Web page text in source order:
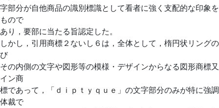
字部分が自他商品の識別標識として看者に強く支配的な印象
もので
あり，要部に当たる旨認定した。
しかし，引用商標２ないし６は，全体として，楕円状リング
び
その内側の文字や図形等の模様・デザインからなる図形商標
イン商
標であって，「ｄｉｐｔｙｑｕｅ」の文字部分のみが特に強
体裁で